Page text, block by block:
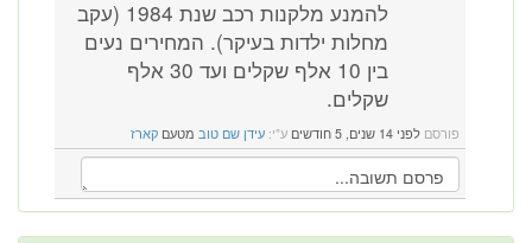
להמנע מלקנות רכב שנת 1984 (עקב
מחלות ילדות בעיקר). המחירים נעים
בין 10 אלף שקלים ועד 30 אלף
שקלים.
פורסם לפני 14 שנים, 5 חודשים ע"י: עידן שם טוב מטעם קארז